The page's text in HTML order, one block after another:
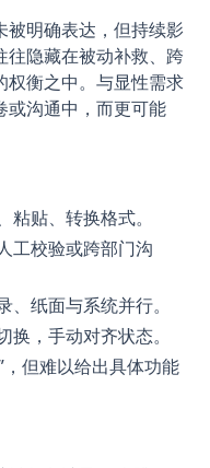
被明确表达，但持续影
往隐藏在被动补救、跨
权衡之中。与显性需求
或沟通中，而更可能
贴、转换格式。
工校验或跨部门沟
纸面与系统并行。
，手动对齐状态。
，但难以给出具体功能